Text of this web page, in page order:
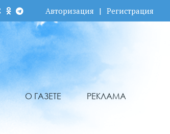
Авторизация | Регистрация
О ГАЗЕТЕ РЕКЛАМА